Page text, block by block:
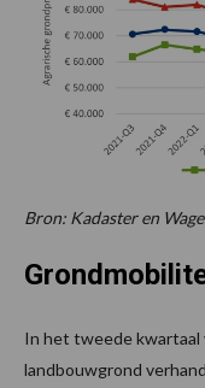
Bron: Kadaster en
In het tweede kwartaal
landbouwgrond